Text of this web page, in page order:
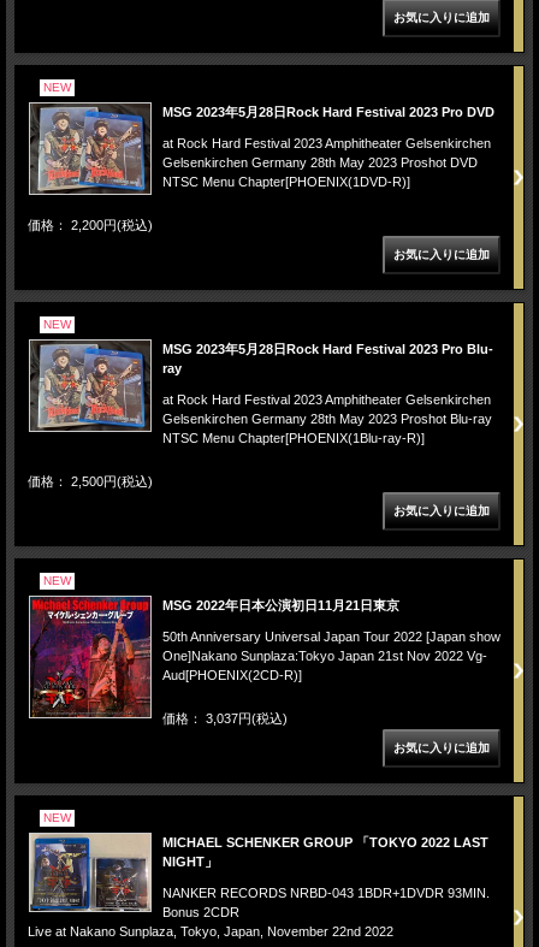
NEW
MSG 2023年5月28日Rock Hard Festival 2023 Pro DVD
at Rock Hard Festival 2023 Amphitheater Gelsenkirchen
Gelsenkirchen Germany 28th May 2023 Proshot DVD
NTSC Menu Chapter[PHOENIX(1DVD-R)]
価格： 2,200円(税込)
NEW
MSG 2023年5月28日Rock Hard Festival 2023 Pro Blu-
ray
at Rock Hard Festival 2023 Amphitheater Gelsenkirchen
Gelsenkirchen Germany 28th May 2023 Proshot Blu-ray
NTSC Menu Chapter[PHOENIX(1Blu-ray-R)]
価格： 2,500円(税込)
NEW
MSG 2022年日本公演初日11月21日東京
50th Anniversary Universal Japan Tour 2022 [Japan show
One]Nakano Sunplaza:Tokyo Japan 21st Nov 2022 Vg-
Aud[PHOENIX(2CD-R)]
価格： 3,037円(税込)
NEW
MICHAEL SCHENKER GROUP 「TOKYO 2022 LAST
NIGHT」
NANKER RECORDS NRBD-043 1BDR+1DVDR 93MIN.
Bonus 2CDR
Live at Nakano Sunplaza, Tokyo, Japan, November 22nd 2022